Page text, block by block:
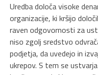
Uredba določa visoke
organizacije, ki kršijo
raven odgovornosti za
niso zgolj sredstvo
podjetja, da uvedejo in
ukrepov. S tem se